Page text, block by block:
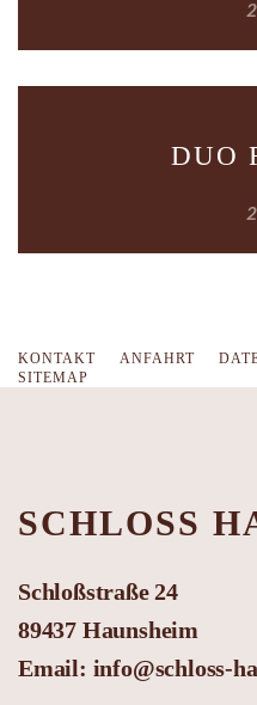
DUO
KONTAKT ANFAHRT
SITEMAP
SCHLOSS
Schloßstraße 24
89437 Haunsheim
Email: info@schloss-